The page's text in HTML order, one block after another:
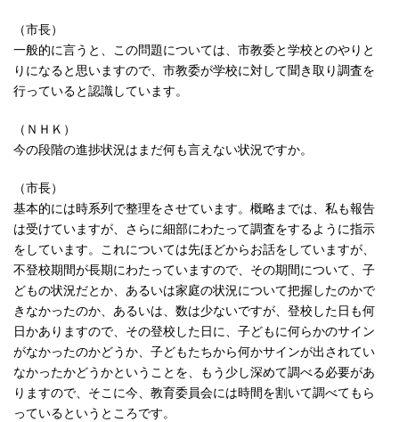
（市長）
一般的に言うと、この問題については、市教委と学校とのやりと
りになると思いますので、市教委が学校に対して聞き取り調査を
行っていると認識しています。
（ＮＨＫ）
今の段階の進捗状況はまだ何も言えない状況ですか。
（市長）
基本的には時系列で整理をさせています。概略までは、私も報告
は受けていますが、さらに細部にわたって調査をするように指示
をしています。これについては先ほどからお話をしていますが、
不登校期間が長期にわたっていますので、その期間について、子
どもの状況だとか、あるいは家庭の状況について把握したのかで
きなかったのか、あるいは、数は少ないですが、登校した日も何
日かありますので、その登校した日に、子どもに何らかのサイン
がなかったのかどうか、子どもたちから何かサインが出されてい
なかったかどうかということを、もう少し深めて調べる必要があ
りますので、そこに今、教育委員会には時間を割いて調べてもら
っているというところです。